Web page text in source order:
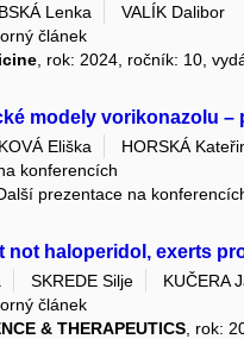
Lenka
VALÍK Dalibor
článek
, rok: 2024, ročník: 10,
modely vorikonazolu
Eliška HORSKÁ
konferencích
prezentace na
not haloperidol, exerts
SKREDE Silje KUČERA
článek
& THERAPEUTICS , rok: